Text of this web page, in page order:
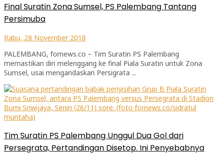
Final Suratin Zona Sumsel, PS Palembang Tantang
Persimuba
Rabu, 28 November 2018
PALEMBANG, fornews.co – Tim Suratin PS Palembang
memastikan diri melenggang ke final Piala Suratin untuk Zona
Sumsel, usai mengandaskan Persigrata ...
Tim Suratin PS Palembang Unggul Dua Gol dari
Persegrata, Pertandingan Disetop. Ini Penyebabnya